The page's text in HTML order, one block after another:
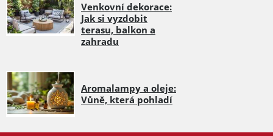
Venkovní dekorace:
Jak si vyzdobit
terasu, balkon a
zahradu
Aromalampy a oleje:
Vůně, která pohladí